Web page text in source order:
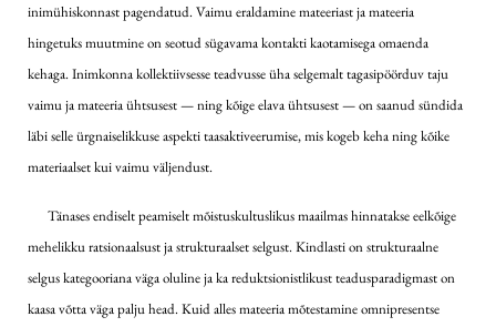
inimühiskonnast pagendatud. Vaimu eraldamine mateeriast ja mateeria
hingetuks muutmine on seotud sügavama kontakti kaotamisega omaenda
kehaga. Inimkonna kollektiivsesse teadvusse üha selgemalt tagasipöörduv taju
vaimu ja mateeria ühtsusest — ning kõige elava ühtsusest — on saanud sündida
läbi selle ürgnaiselikkuse aspekti taasaktiveerumise, mis kogeb keha ning kõike
materiaalset kui vaimu väljendust.
Tänases endiselt peamiselt mõistuskultuslikus maailmas hinnatakse eelkõige
mehelikku ratsionaalsust ja strukturaalset selgust. Kindlasti on strukturaalne
selgus kategooriana väga oluline ja ka reduktsionistlikust teadusparadigmast on
kaasa võtta väga palju head. Kuid alles mateeria mõtestamine omnipresentse